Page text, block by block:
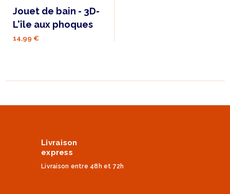
Jouet de bain - 3D-
L'île aux phoques
14,99 €
Livraison
express
Livraison entre 48h et 72h